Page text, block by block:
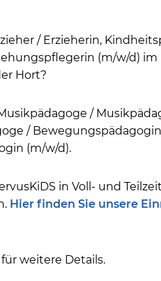
/ Erzieherin,
(m/w/d) im
Hort?
/
/
(m/w/d).
in Voll- und
Hier finden Sie unsere
weitere Details.